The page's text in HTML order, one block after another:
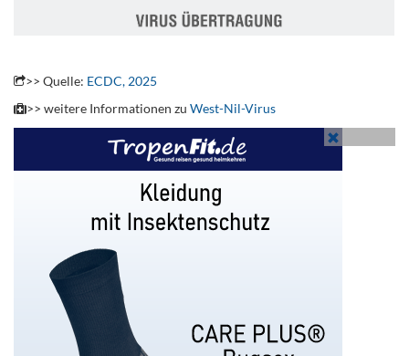
>> Quelle: ECDC, 2025
>> weitere Informationen zu West-Nil-Virus